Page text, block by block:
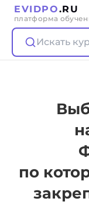
EVIDPO.RU
платформа
Искать
по